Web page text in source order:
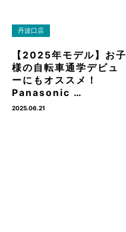
丹波口店
【2025年モデル】お子
様の自転車通学デビュ
ーにもオススメ！
Panasonic …
2025.06.21